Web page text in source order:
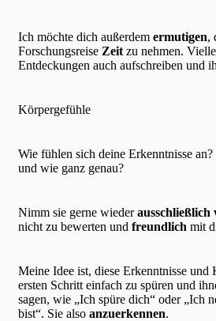
Ich möchte dich außerdem ermutigen,
Forschungsreise Zeitzu nehmen.
Entdeckungen auch aufschreiben und
Körpergefühle
Wie fühlen sich deine Erkenntnisse
und wie ganz genau?
Nimm sie gerne wiederausschließlich
nicht zu bewerten und freundlich mit
Meine Idee ist, diese Erkenntnisse
ersten Schritt einfach zu spüren und
sagen, wie „Ich spüre dich“ oder „Ich
bist“. Sie also anzuerkennen.